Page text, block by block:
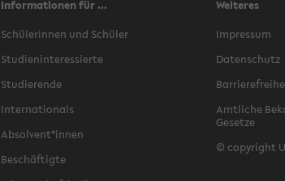
Informationen für ...
Schülerinnen und Schüler
Studieninteressierte
Studierende
Internationals
Absolvent*innen
Beschäftigte
Weiteres
Impressum
Datenschutz
Amtliche
Gesetze
© copyright